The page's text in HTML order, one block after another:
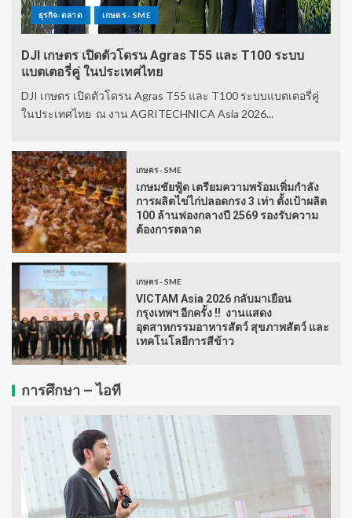
ธุรกิจ-ตลาด เกษตร - SME
DJI เกษตร เปิดตัวโดรน Agras T55 และ T100 ระบบ
แบตเตอรี่คู่ ในประเทศไทย
DJI เกษตร เปิดตัวโดรน Agras T55 และ T100 ระบบแบตเตอรี่คู่
ในประเทศไทย ณ งาน AGRITECHNICA Asia 2026...
เกษตร - SME
เกษมชัยฟู้ด เตรียมความพร้อมเพิ่มกำลัง
การผลิตไข่ไก่ปลอดกรง 3 เท่า ตั้งเป้าผลิต
100 ล้านฟองกลางปี 2569 รองรับความ
ต้องการตลาด
เกษตร - SME
VICTAM Asia 2026 กลับมาเยือน
กรุงเทพฯ อีกครั้ง !! งานแสดง
อุตสาหกรรมอาหารสัตว์ สุขภาพสัตว์ และ
เทคโนโลยีการสีข้าว
การศึกษา – ไอที